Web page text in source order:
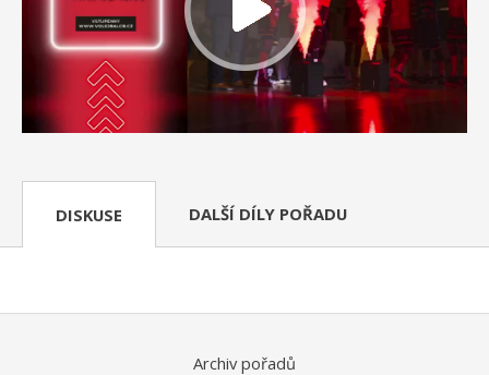
DISKUSE DALŠÍ DÍLY POŘADU
Archiv pořadů